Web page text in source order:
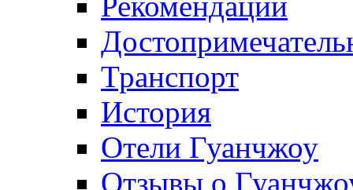
Транспорт
История
Отели Гуанчжоу
Отзывы о